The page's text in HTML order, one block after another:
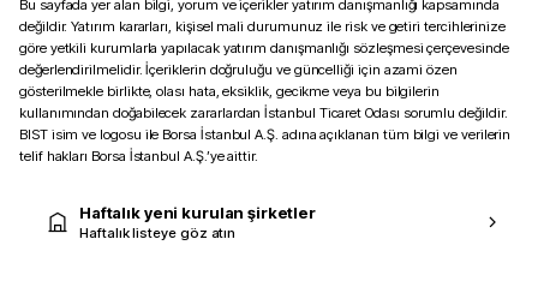
Bu sayfada yer alan bilgi, yorum ve içerikler yatırım danışmanlığı kapsamında
değildir. Yatırım kararları, kişisel mali durumunuz ile risk ve getiri tercihlerinize
göre yetkili kurumlarla yapılacak yatırım danışmanlığı sözleşmesi çerçevesinde
değerlendirilmelidir. İçeriklerin doğruluğu ve güncelliği için azami özen
gösterilmekle birlikte, olası hata, eksiklik, gecikme veya bu bilgilerin
kullanımından doğabilecek zararlardan İstanbul Ticaret Odası sorumlu değildir.
BIST isim ve logosu ile Borsa İstanbul A.Ş. adına açıklanan tüm bilgi ve verilerin
telif hakları Borsa İstanbul A.Ş.’ye aittir.
Haftalık yeni kurulan şirketler
Haftalık listeye göz atın